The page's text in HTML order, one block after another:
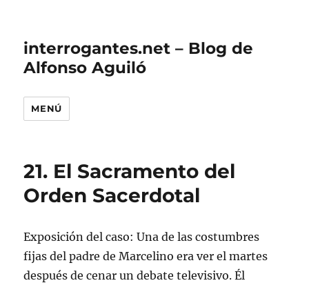
interrogantes.net – Blog de
Alfonso Aguiló
MENÚ
21. El Sacramento del
Orden Sacerdotal
Exposición del caso: Una de las costumbres
fijas del padre de Marcelino era ver el martes
después de cenar un debate televisivo. Él